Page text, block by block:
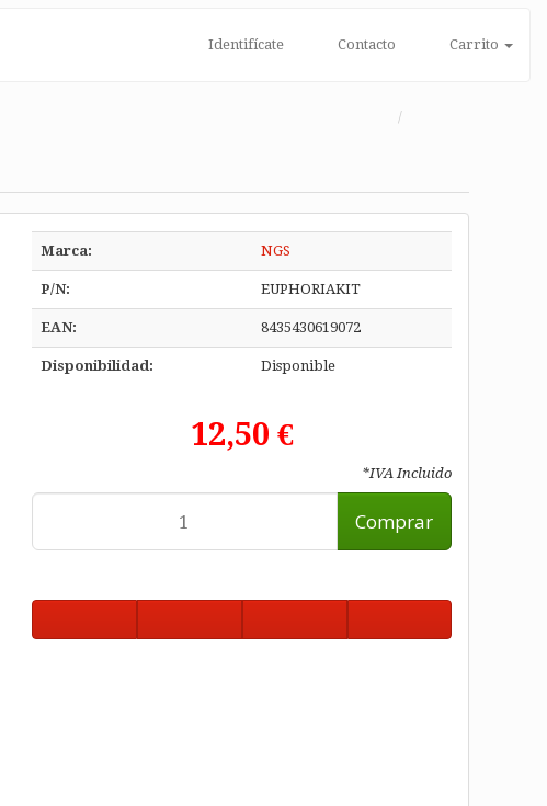
Identifícate Contacto Carrito
Marca: NGS
P/N: EUPHORIAKIT
EAN: 8435430619072
Disponibilidad: Disponible
12,50 €
*IVA Incluido
Comprar